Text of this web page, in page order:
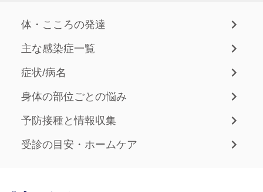
体・こころの発達
主な感染症一覧
症状/病名
身体の部位ごとの悩み
予防接種と情報収集
受診の目安・ホームケア